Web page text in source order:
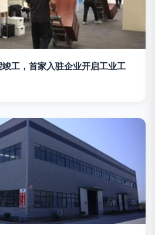
工，首家入驻企业开启工业工